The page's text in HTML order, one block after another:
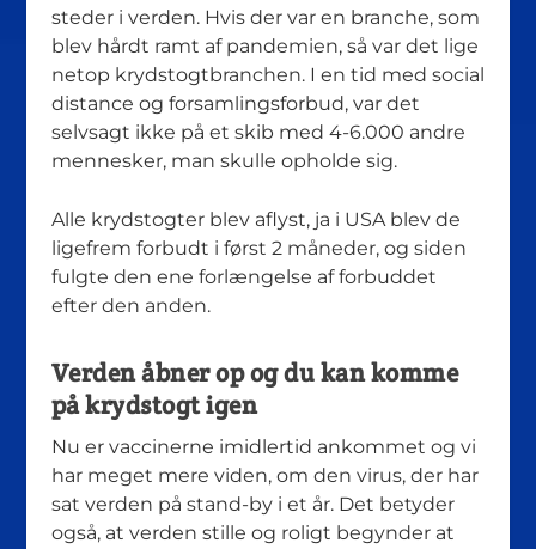
steder i verden. Hvis der var en branche, som
blev hårdt ramt af pandemien, så var det lige
netop krydstogtbranchen. I en tid med social
distance og forsamlingsforbud, var det
selvsagt ikke på et skib med 4-6.000 andre
mennesker, man skulle opholde sig.
Alle krydstogter blev aflyst, ja i USA blev de
ligefrem forbudt i først 2 måneder, og siden
fulgte den ene forlængelse af forbuddet
efter den anden.
Verden åbner op og du kan komme
på krydstogt igen
Nu er vaccinerne imidlertid ankommet og vi
har meget mere viden, om den virus, der har
sat verden på stand-by i et år. Det betyder
også, at verden stille og roligt begynder at